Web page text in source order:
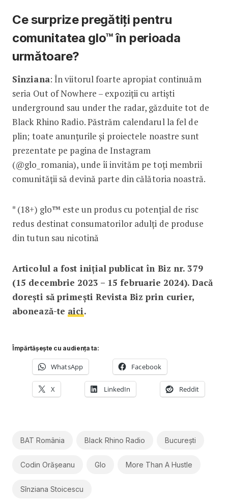
Ce surprize pregătiți pentru
comunitatea glo™ în perioada
următoare?
Sînziana: În viitorul foarte apropiat continuăm
seria Out of Nowhere – expoziții cu artiști
underground sau under the radar, găzduite tot de
Black Rhino Radio. Păstrăm calendarul la fel de
plin; toate anunțurile și proiectele noastre sunt
prezentate pe pagina de Instagram
(@glo_romania), unde îi invităm pe toți membrii
comunității să devină parte din călătoria noastră.
* (18+) glo™ este un produs cu potențial de risc
redus destinat consumatorilor adulți de produse
din tutun sau nicotină
Articolul a fost inițial publicat în Biz nr. 379
(15 decembrie 2023 – 15 februarie 2024). Dacă
dorești să primești Revista Biz prin curier,
abonează-te aici.
Împărtășește cu audiența ta:
WhatsApp Facebook
X LinkedIn Reddit
BAT România Black Rhino Radio București
Codin Orășeanu Glo More Than A Hustle
Sînziana Stoicescu